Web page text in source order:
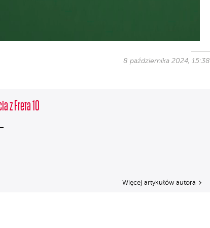
8 października 2024, 15:38
z Freta 10
Więcej artykułów autora